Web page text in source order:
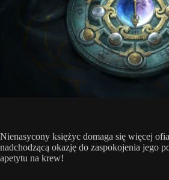
Nienasycony księżyc domaga się więcej
nadchodzącą okazję do zaspokojenia jego
apetytu na krew!